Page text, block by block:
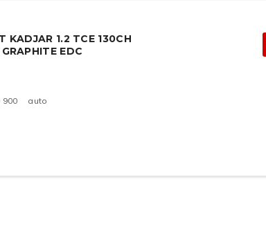
KADJAR 1.2 TCE 130CH
GRAPHITE EDC
900 auto